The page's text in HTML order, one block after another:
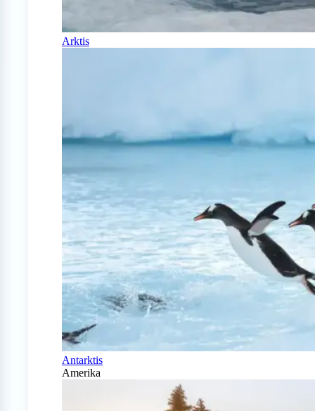
Arktis
Antarktis
Amerika